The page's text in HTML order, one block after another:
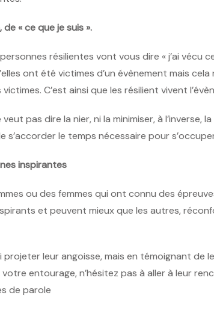
de « ce que je suis ».
résilientes vont vous dire « j’ai vécu
ont été victimes d’un évènement mais
C’est ainsi que les résilient vivent
pas dire la nier, ni la minimiser, à l’inverse,
s’accorder le temps nécessaire pour
inspirantes
ou des femmes qui ont connu des
et peuvent mieux que les autres,
projeter leur angoisse, mais en témoignant de
entourage, n’hésitez pas à aller à leur
de parole